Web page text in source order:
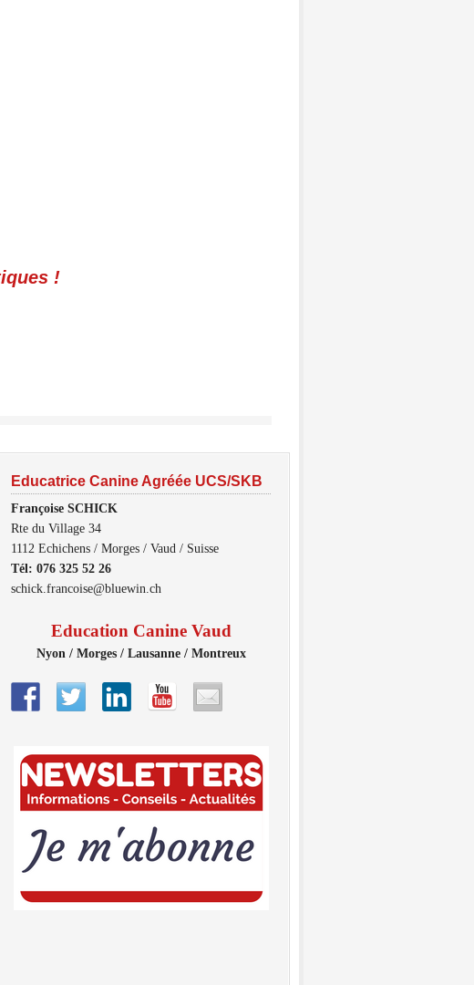
!
Educatrice Canine Agréée UCS/SKB
Françoise SCHICK
Rte du Village 34
1112 Echichens / Morges / Vaud / Suisse
Tél: 076 325 52 26
schick.francoise@bluewin.ch
Education Canine Vaud
Nyon / Morges / Lausanne / Montreux